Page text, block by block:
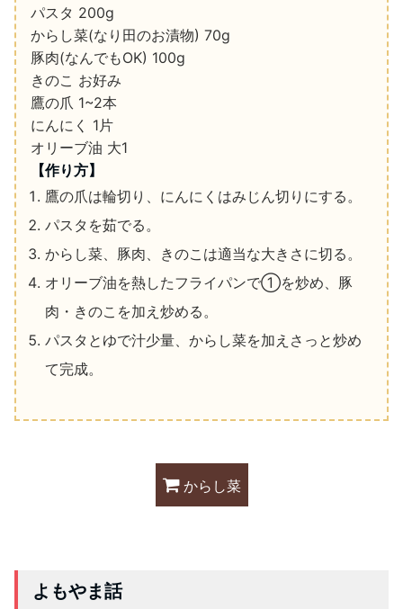
パスタ 200g
からし菜(なり田のお漬物) 70g
豚肉(なんでもOK) 100g
きのこ お好み
鷹の爪 1~2本
にんにく 1 片
オリーブ油 大1
【作り方】
鷹の爪は輪切り、にんにくはみじん切りにする。
パスタを茹でる。
からし菜、豚肉、きのこは適当な大きさに切る。
オリーブ油を熱したフライパンで①を炒め、豚
肉・きのこを加え炒める。
パスタとゆで汁少量、からし菜を加えさっと炒め
て完成。
からし菜
よもやま話